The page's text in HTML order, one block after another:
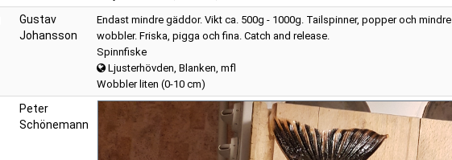
Gustav
Johansson
Endast mindre gäddor. Vikt ca. 500g - 1000g. Tailspinner, popper och mindre
wobbler. Friska, pigga och fina. Catch and release.
Spinnfiske
Ljusterhövden, Blanken, mfl
Wobbler liten (0-10 cm)
Peter
Schönemann